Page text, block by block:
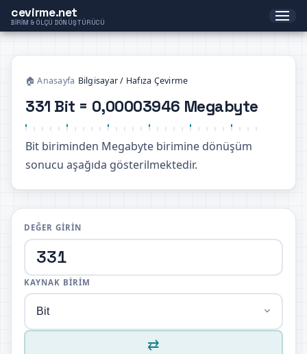
cevirme.net
BIRIM & ÖLÇÜ DÖNÜŞTÜRÜCÜ
🏠 Anasayfa Bilgisayar / Hafıza Çevirme
331 Bit = 0,00003946 Megabyte
Bit biriminden Megabyte birimine dönüşüm
sonucu aşağıda gösterilmektedir.
DEĞER GIRIN
KAYNAK BIRIM
⇄